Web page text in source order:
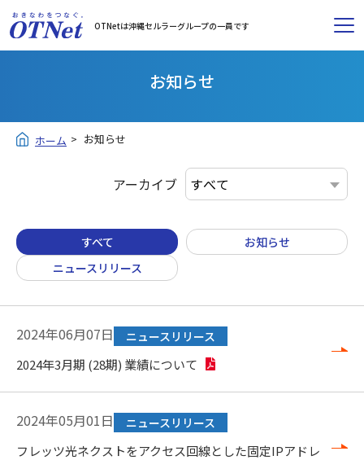
OTNetは沖縄セルラーグループの一員です
お知らせ
ホーム お知らせ
アーカイブ
すべて
お知らせ
ニュースリリース
2024年06月07日 ニュースリリース
2024年3月期 (28期) 業績について
2024年05月01日 ニュースリリース
フレッツ光ネクストをアクセス回線とした固定IPアドレ